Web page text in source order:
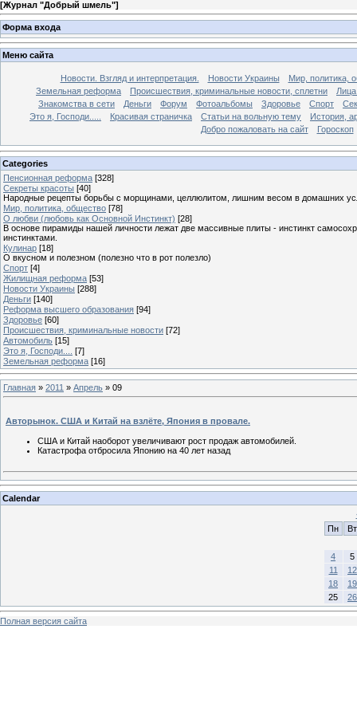
[Журнал "Добрый шмель"]
Форма входа
Меню сайта
Новости. Взгляд и интерпретация. Новости Украины
Мир, политика,
Земельная реформа
Происшествия, криминальные новости, сплетни
Лица
Знакомства в сети
Деньги Форум Фотоальбомы Здоровье Спорт
Это я, Господи.....
Красивая страничка Статьи на вольную тему
История,
Добро пожаловать на сайт
Гороскоп
Categories
Пенсионная реформа [328]
Секреты красоты [40]
Народные рецепты борьбы с морщинами, целлюлитом, лишним весом в домашних
Мир, политика, общество [78]
О любви (любовь как Основной Инстинкт) [28]
В основе пирамиды нашей личности лежат две массивные плиты - инстинкт
инстинктами.
Кулинар [18]
О вкусном и полезном (полезно что в рот полезло)
Спорт [4]
Жилищная реформа [53]
Новости Украины [288]
Деньги [140]
Реформа высшего образования [94]
Здоровье [60]
Происшествия, криминальные новости [72]
Автомобиль [15]
Это я, Господи....
[7]
Земельная реформа [16]
Главная » 2011 » Апрель » 09
Авторынок. США и Китай на взлёте, Япония в провале.
США и Китай наоборот увеличивают рост продаж автомобилей.
Катастрофа отбросила Японию на 40 лет назад
Calendar
Пн
Вт
4
5
11
12
18
19
25
26
Полная версия сайта